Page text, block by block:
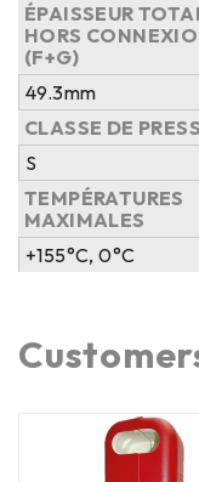
ÉPAISSEUR
HORS
(F+G)
49.3mm
CLASSE DE
S
TEMPÉRATURES
MAXIMALES
+155°C, 0°C